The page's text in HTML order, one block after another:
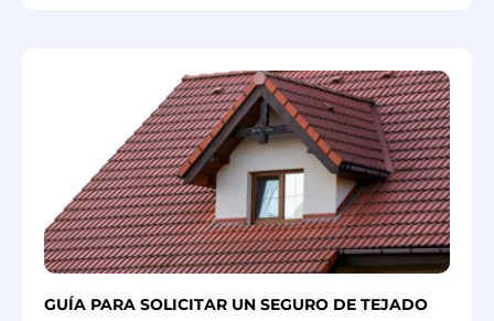
GUÍA PARA SOLICITAR UN SEGURO DE TEJADO